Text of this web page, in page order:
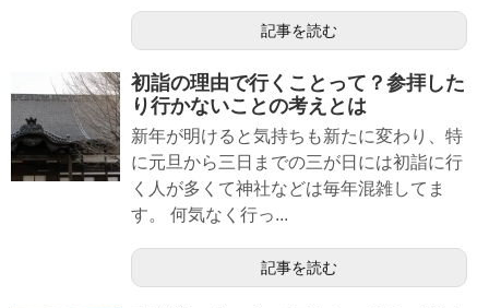
記事を読む
初詣の理由で行くことって？参拝した
り行かないことの考えとは
新年が明けると気持ちも新たに変わり、特
に元旦から三日までの三が日には初詣に行
く人が多くて神社などは毎年混雑してま
す。 何気なく行っ...
記事を読む